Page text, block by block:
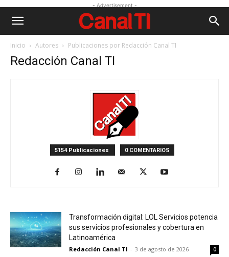
- Advertisement -
Inicio Autores Publicaciones por Redacción Canal TI
Redacción Canal TI
5154 Publicaciones 0 COMENTARIOS
Transformación digital: LOL Servicios potencia
sus servicios profesionales y cobertura en
Latinoamérica
Redacción Canal TI - 3 de agosto de 2026 0